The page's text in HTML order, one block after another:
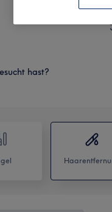
hast?